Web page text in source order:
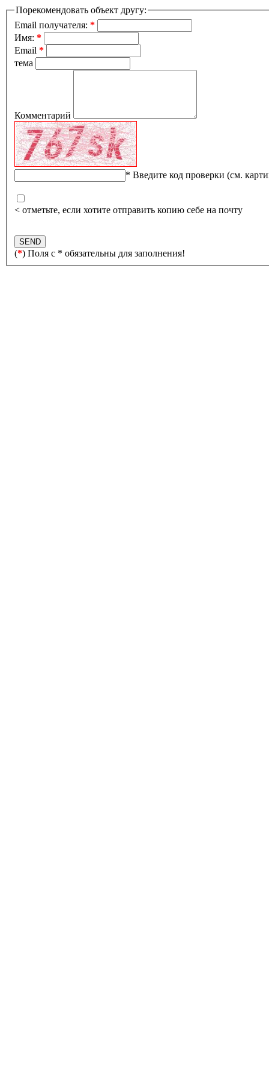
Порекомендовать объект другу:
Email получателя: *
Имя: *
Email *
тема
Комментарий
* Введите код проверки (см.
< отметьте, если хотите отправить копию себе на почту
(*) Поля с * обязательны для заполнения!